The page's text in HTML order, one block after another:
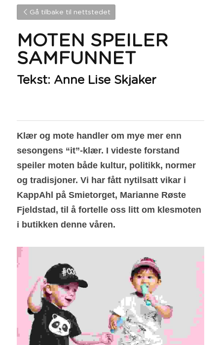
Gå tilbake til nettstedet
MOTEN SPEILER
SAMFUNNET
Tekst: Anne Lise Skjaker
Klær og mote handler om mye mer enn
sesongens “it”-klær. I videste forstand
speiler moten både kultur, politikk, normer
og tradisjoner. Vi har fått nytilsatt vikar i
KappAhl på Smietorget, Marianne Røste
Fjeldstad, til å fortelle oss litt om klesmoten
i butikken denne våren.